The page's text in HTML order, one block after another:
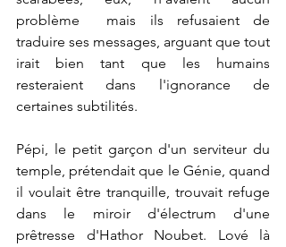
problème  mais ils refusaient de
traduire ses messages, arguant que tout
irait bien tant que les humains
resteraient dans l'ignorance de
certaines subtilités.
Pépi, le petit garçon d'un serviteur du
temple, prétendait que le Génie, quand
il voulait être tranquille, trouvait refuge
dans le miroir d'électrum d'une
prêtresse d'Hathor Noubet. Lové là